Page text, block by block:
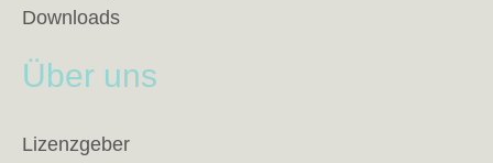
Downloads
Über uns
Lizenzgeber